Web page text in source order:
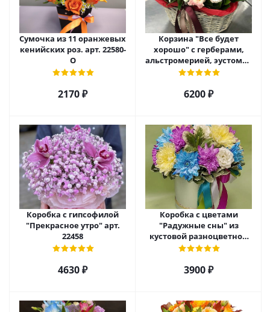
Сумочка из 11 оранжевых
кенийских роз. арт. 22580-
О
2170 ₽
Корзина "Все будет
хорошо" с герберами,
альстромерией, эустомой
и хризантемой арт. 22461
6200 ₽
Коробка с гипсофилой
"Прекрасное утро" арт.
22458
4630 ₽
Коробка с цветами
"Радужные сны" из
кустовой разноцветной
хризантемы арт. 22457
3900 ₽